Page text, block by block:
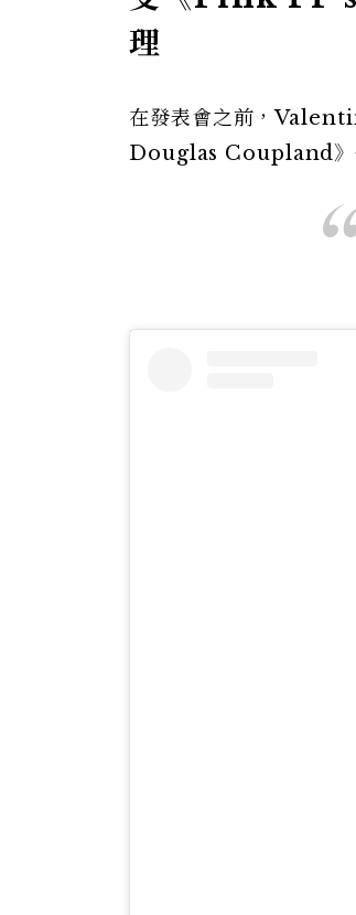
理
在發表會之前，
Douglas Coupland》